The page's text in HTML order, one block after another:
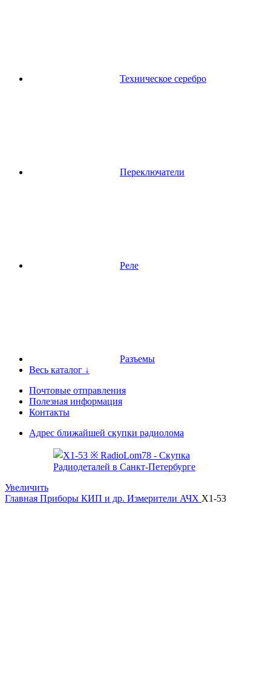
Техническое серебро
Переключатели
Реле
Разъемы
Весь каталог ↓
Почтовые отправления
Полезная информация
Контакты
Адрес ближайшей скупки радиолома
Увеличить
Главная Приборы КИП и др. Измерители АЧХ Х1-53